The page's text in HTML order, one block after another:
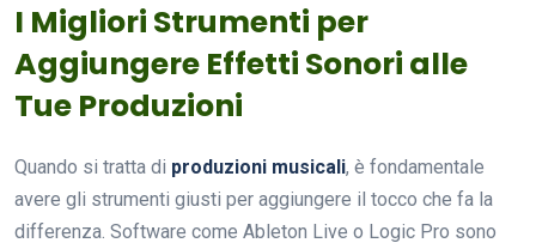
I Migliori Strumenti per
Aggiungere Effetti Sonori alle
Tue Produzioni
Quando si tratta di produzioni musicali, è fondamentale
avere gli strumenti giusti per aggiungere il tocco che fa la
differenza. Software come Ableton Live o Logic Pro sono